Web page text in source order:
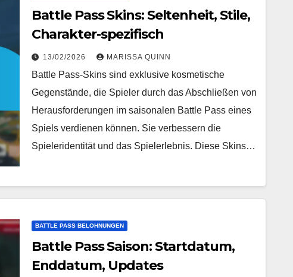
Battle Pass Skins: Seltenheit, Stile,
Charakter-spezifisch
13/02/2026 MARISSA QUINN
Battle Pass-Skins sind exklusive kosmetische
Gegenstände, die Spieler durch das Abschließen von
Herausforderungen im saisonalen Battle Pass eines
Spiels verdienen können. Sie verbessern die
Spieleridentität und das Spielerlebnis. Diese Skins…
BATTLE PASS BELOHNUNGEN
Battle Pass Saison: Startdatum,
Enddatum, Updates